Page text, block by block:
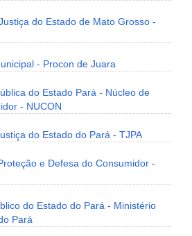
do Estado de Mato Grosso -
- Procon de Juara
do Estado Pará - Núcleo de
- NUCON
do Estado do Pará - TJPA
e Defesa do Consumidor -
do Estado do Pará - Ministério
Pará